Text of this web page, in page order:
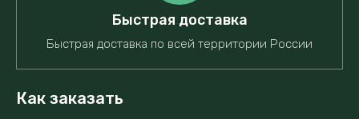
Быстрая доставка
Быстрая доставка по всей территории России
Как заказать